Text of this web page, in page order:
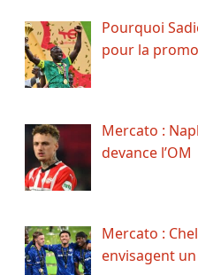
Pourquoi
pour la
Mercato :
devance l’OM
Mercato :
envisagent un